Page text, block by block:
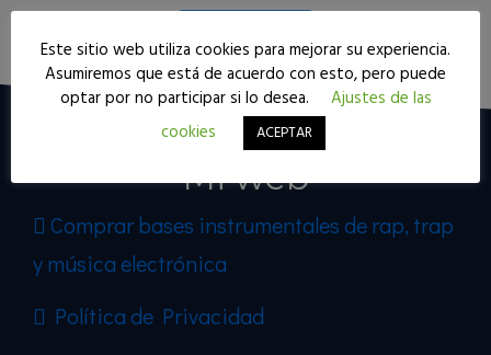
Mi web
Comprar bases instrumentales de rap, trap
y música electrónica
Política de Privacidad
Este sitio web utiliza cookies para mejorar su experiencia.
Asumiremos que está de acuerdo con esto, pero puede
optar por no participar si lo desea.
Ajustes de las
cookies
ACEPTAR